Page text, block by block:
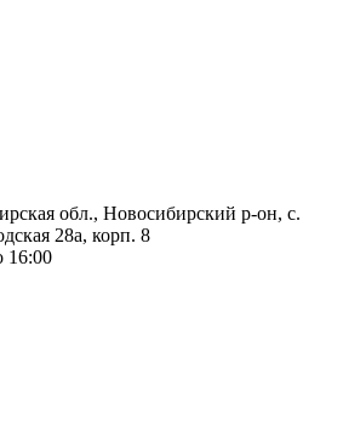
обл., Новосибирский р-он, с.
28а, корп. 8
16:00